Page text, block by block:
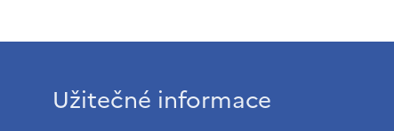
Užitečné informace